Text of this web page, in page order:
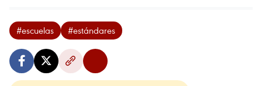
#escuelas #estándares